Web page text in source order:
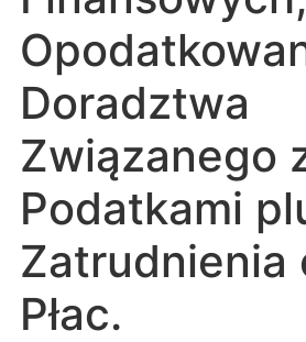
Doradztwa
Związanego
Podatkami
Zatrudnienia
Płac.